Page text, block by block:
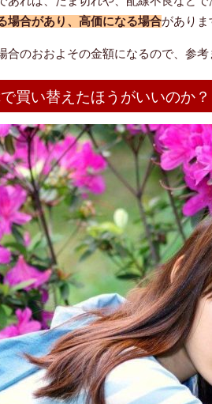
場合があり、高価になる場合がありま
合のおおよその金額になるので、参
買い替えたほうがいいのか？